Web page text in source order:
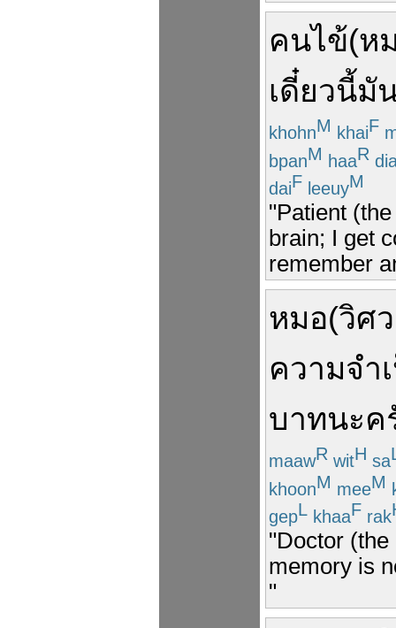
คนไข้(ห
เดี๋ยวนี้มั
khohnM khaiF
bpanM haaR
daiF leeuyM
"Patient
brain; I get
remember
หมอ(วิศ
ความจำ
บาทนะค
maawR witH sa
khoonM meeM
gepL khaaF rak
"Doctor (the
memory is
"